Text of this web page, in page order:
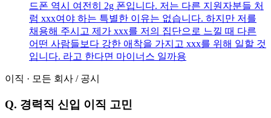
드폰 역시 여전히 2g 폰입니다. 저는 다른 지원자분들 처
럼 xxx여야 하는 특별한 이유는 없습니다. 하지만 저를
채용해 주시고 제가 xxx를 저의 집단으로 느낄 때 다른
어떤 사람들보다 강한 애착을 가지고 xxx를 위해 일할 것
입니다. 라고 한다면 마이너스 일까용
이직 · 모든 회사 / 공시
Q. 경력직 신입 이직 고민